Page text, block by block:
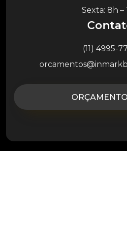
Sexta: 8h –
(11) 4995-
ORÇAMENTO